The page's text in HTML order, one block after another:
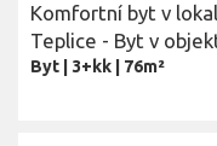
Komfortní byt v
Teplice - Byt v
Byt 3+kk 76m²